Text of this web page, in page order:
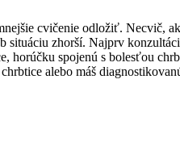
cvičenie odložiť. Necvič,
zhorší. Najprv
spojenú s bolesťou
alebo máš